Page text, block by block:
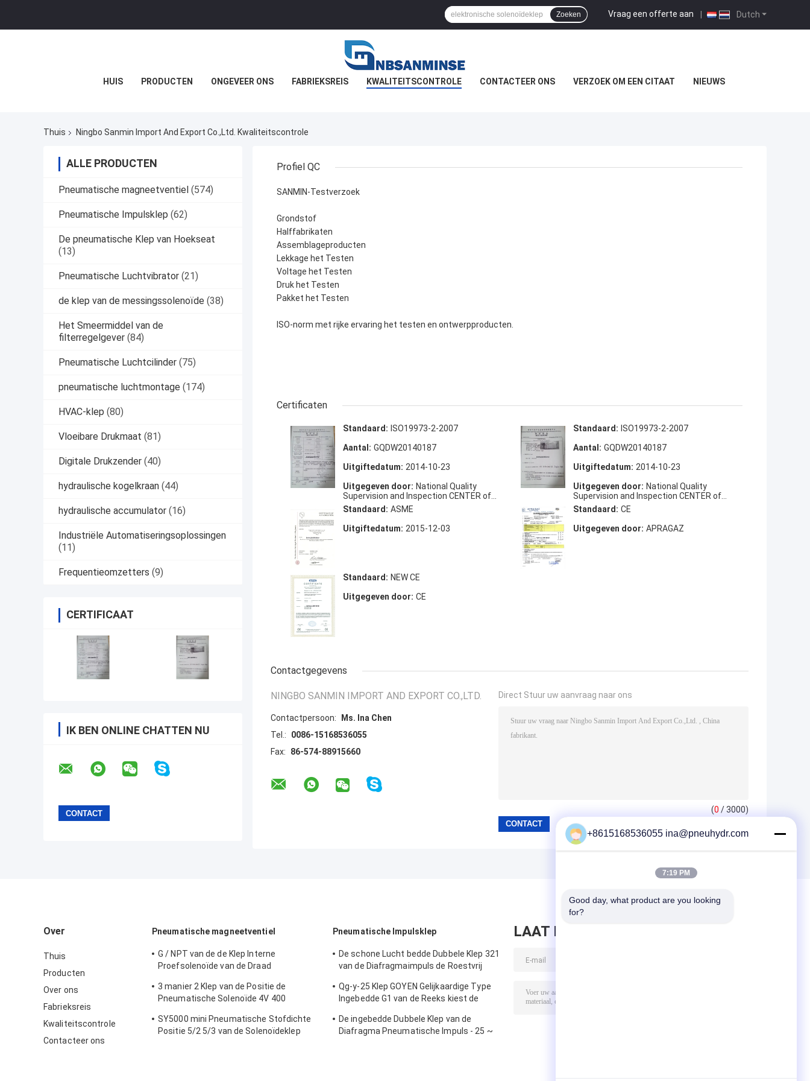
Dutch
Vraag een offerte aan |
Zoeken
HUIS PRODUCTEN ONGEVEER ONS FABRIEKSREIS KWALITEITSCONTROLE CONTACTEER ONS VERZOEK OM EEN CITAAT NIEUWS
Thuis Ningbo Sanmin Import And Export Co.,Ltd. Kwaliteitscontrole
ALLE PRODUCTEN
Pneumatische magneetventiel (574)
Pneumatische Impulsklep (62)
De pneumatische Klep van Hoekseat
(13)
Pneumatische Luchtvibrator (21)
de klep van de messingssolenoïde (38)
Het Smeermiddel van de
filterregelgever (84)
Pneumatische Luchtcilinder (75)
pneumatische luchtmontage (174)
HVAC-klep (80)
Vloeibare Drukmaat (81)
Digitale Drukzender (40)
hydraulische kogelkraan (44)
hydraulische accumulator (16)
Industriële Automatiseringsoplossingen
(11)
Frequentieomzetters (9)
CERTIFICAAT
IK BEN ONLINE CHATTEN NU
Profiel QC
SANMIN-Testverzoek
Grondstof
Halffabrikaten
Assemblageproducten
Lekkage het Testen
Voltage het Testen
Druk het Testen
Pakket het Testen
ISO-norm met rijke ervaring het testen en ontwerpproducten.
Certificaten
Standaard: ISO19973-2-2007
Aantal: GQDW20140187
Uitgiftedatum: 2014-10-23
Uitgegeven door: National Quality
Supervision and Inspection CENTER of
Pneumatic Products
Standaard: ISO19973-2-2007
Aantal: GQDW20140187
Uitgiftedatum: 2014-10-23
Uitgegeven door: National Quality
Supervision and Inspection CENTER of
Pneumatic Products
Standaard: ASME
Uitgiftedatum: 2015-12-03
Standaard: CE
Uitgegeven door: APRAGAZ
Standaard: NEW CE
Uitgegeven door: CE
Contactgegevens
NINGBO SANMIN IMPORT AND EXPORT CO.,LTD.
Contactpersoon:
Ms. Ina Chen
Tel.:
0086-15168536055
Fax:
86-574-88915660
Direct Stuur uw aanvraag naar ons
(0 / 3000)
Over
Thuis
Producten
Over ons
Fabrieksreis
Kwaliteitscontrole
Contacteer ons
Pneumatische magneetventiel
G / NPT van de de Klep Interne
Proefsolenoïde van de Draad
3NV300 Reeks
3 manier 2 Klep van de Positie de
Pneumatische Solenoïde 4V 400
SY5000 mini Pneumatische Stofdichte
Positie 5/2 5/3 van de Solenoïdeklep
Pneumatische Impulsklep
De schone Lucht bedde Dubbele Klep 321
van de Diafragmaimpuls de Roestvrij
Qg-y-25 Klep GOYEN Gelijkaardige Type
Ingebedde G1 van de Reeks kiest de
De ingebedde Dubbele Klep van de
Diafragma Pneumatische Impuls - 25 ~
LAAT BERICHT ACHTER
+8615168536055 ina@pneuhydr.com
7:19 PM
Good day, what product are you looking
for?